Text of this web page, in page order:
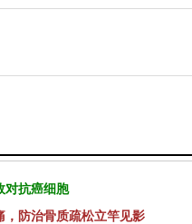
对抗癌细胞
防治骨质疏松立竿见影